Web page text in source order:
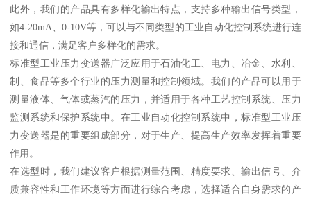
此外，我们的产品具有多样化输出特点，支持多种输出信号类型，
如4-20mA、0-10V等，可以与不同类型的工业自动化控制系统进行连
接和通信，满足客户多样化的需求。
标准型工业压力变送器广泛应用于石油化工、电力、冶金、水利、
制、食品等多个行业的压力测量和控制领域。我们的产品可以用于
测量液体、气体或蒸汽的压力，并适用于各种工艺控制系统、压力
监测系统和保护系统中。在工业自动化控制系统中，标准型工业压
力变送器是的重要组成部分，对于生产、提高生产效率发挥着重要
作用。
在选型时，我们建议客户根据测量范围、精度要求、输出信号、介
质兼容性和工作环境等方面进行综合考虑，选择适合自身需求的产